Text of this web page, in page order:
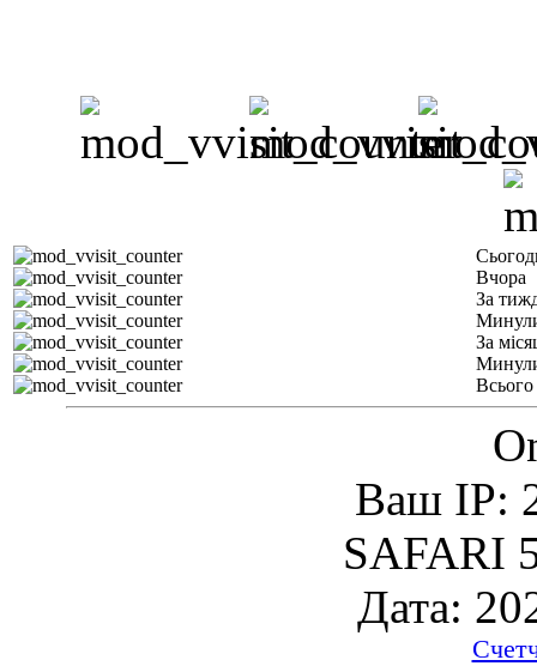
Вчора
За
За
Всього
Ваш IP:
SAFARI
Дата: